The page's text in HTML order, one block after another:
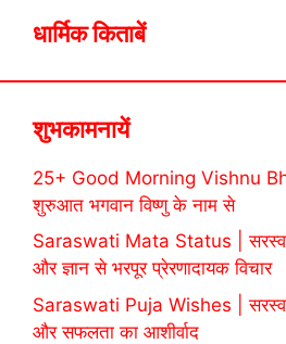
धार्मिक किताबें
शुभकामनायें
25+ Good Morning Vishnu
शुरुआत भगवान विष्णु के नाम से
Saraswati Mata Status |
और ज्ञान से भरपूर प्रेरणादायक विचार
Saraswati Puja Wishes |
और सफलता का आशीर्वाद